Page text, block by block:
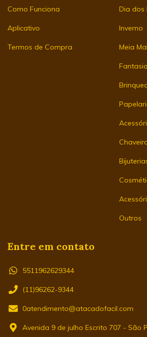
Como Funciona
Aplicativo
Termos de Compra
Dia dos
Inverno
Meia
Fantasia
Outros
Entre em contato
5511962629344
(11)96262-9344
0atendimento@atacadofacil.com
Avenida 9 de julho Escrito 707 - São